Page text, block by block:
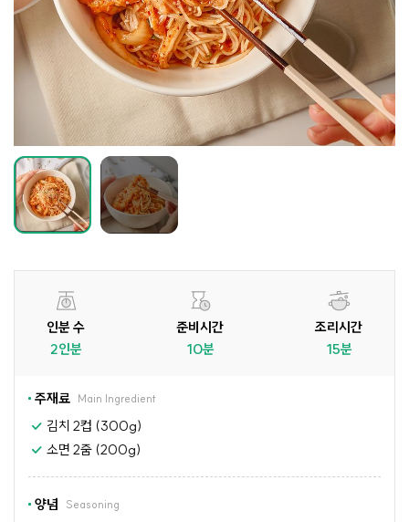
인분 수
2인분
준비시간
10분
조리시간
15분
주재료 Main Ingredient
김치 2컵 (300g)
소면 2줌 (200g)
양념 Seasoning